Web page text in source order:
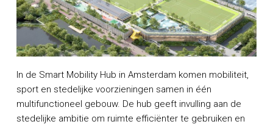
In de Smart Mobility Hub in Amsterdam komen mobiliteit,
sport en stedelijke voorzieningen samen in één
multifunctioneel gebouw. De hub geeft invulling aan de
stedelijke ambitie om ruimte efficiënter te gebruiken en